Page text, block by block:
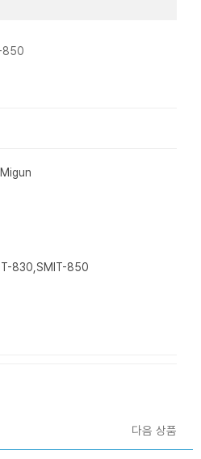
850
830,SMIT-850
다음 상품